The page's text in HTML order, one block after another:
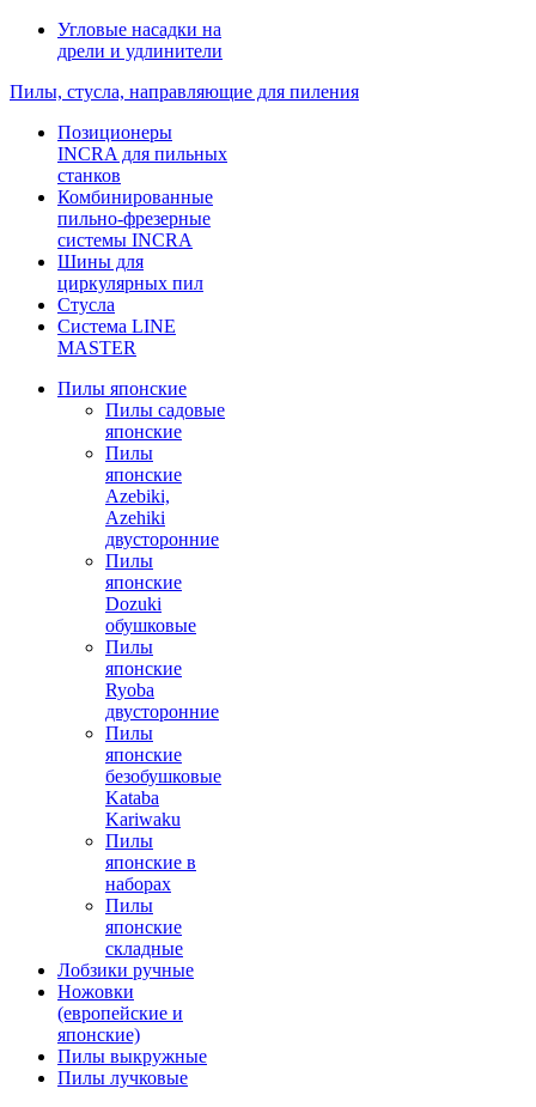
Угловые насадки на
дрели и удлинители
Пилы, стусла, направляющие для пиления
Позиционеры
INCRA для пильных
станков
Комбинированные
пильно-фрезерные
системы INCRA
Шины для
циркулярных пил
Стусла
Система LINE
MASTER
Пилы японские
Пилы садовые
японские
Пилы
японские
Azebiki,
Azehiki
двусторонние
Пилы
японские
Dozuki
обушковые
Пилы
японские
Ryoba
двусторонние
Пилы
японские
безобушковые
Kataba
Kariwaku
Пилы
японские в
наборах
Пилы
японские
складные
Лобзики ручные
Ножовки
(европейские и
японские)
Пилы выкружные
Пилы лучковые